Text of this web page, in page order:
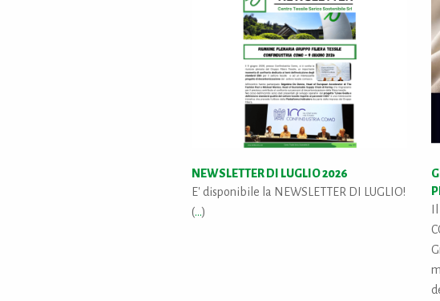
NEWSLETTER DI LUGLIO 2026
E' disponibile la NEWSLETTER DI LUGLIO!
(...)